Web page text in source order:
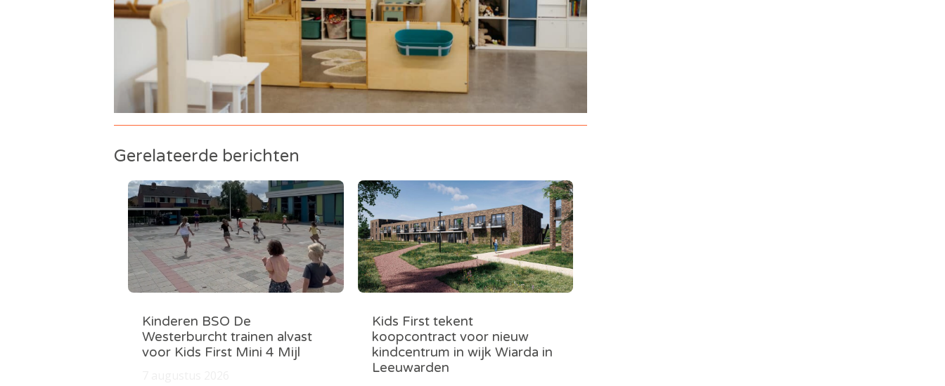
Gerelateerde berichten
Kinderen BSO De
Westerburcht trainen alvast
voor Kids First Mini 4 Mijl
Kids First tekent
koopcontract voor nieuw
kindcentrum in wijk Wiarda in
Leeuwarden